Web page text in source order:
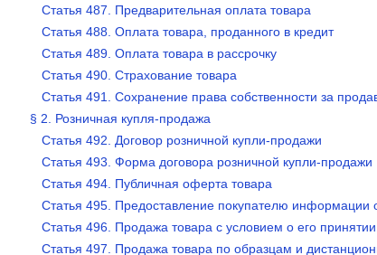
Статья 487. Предварительная оплата товара
Статья 488. Оплата товара, проданного в кредит
Статья 489. Оплата товара в рассрочку
Статья 490. Страхование товара
Статья 491. Сохранение права собственности за
§ 2. Розничная купля-продажа
Статья 492. Договор розничной купли-продажи
Статья 493. Форма договора розничной купли-продажи
Статья 494. Публичная оферта товара
Статья 495. Предоставление покупателю информации
Статья 496. Продажа товара с условием о его
Статья 497. Продажа товара по образцам и